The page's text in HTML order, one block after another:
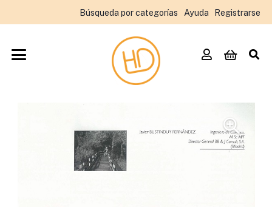
Búsqueda por categorías Ayuda Registrarse